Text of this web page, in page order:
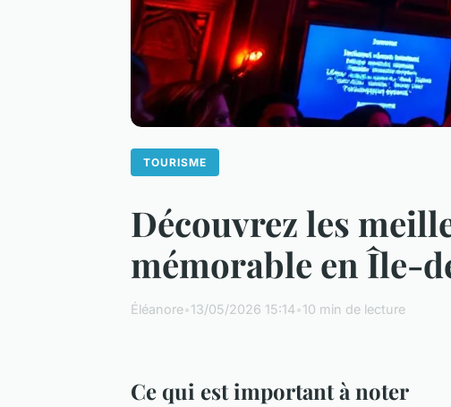
TOURISME
Découvrez les
mémorable en Île-
Éléanore•13/05/2026 15:14•10 min de lecture
Ce qui est important à noter